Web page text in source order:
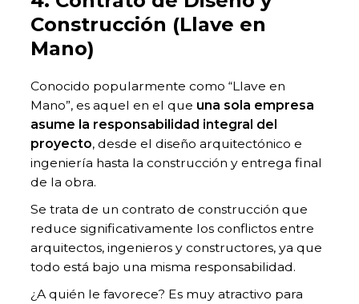
Construcción (Llave en
Mano)
Conocido popularmente como “Llave en
Mano”, es aquel en el que una sola empresa
asume la responsabilidad integral del
proyecto, desde el diseño arquitectónico e
ingeniería hasta la construcción y entrega final
de la obra.
Se trata de un contrato de construcción que
reduce significativamente los conflictos entre
arquitectos, ingenieros y constructores, ya que
todo está bajo una misma responsabilidad.
¿A quién le favorece? Es muy atractivo para